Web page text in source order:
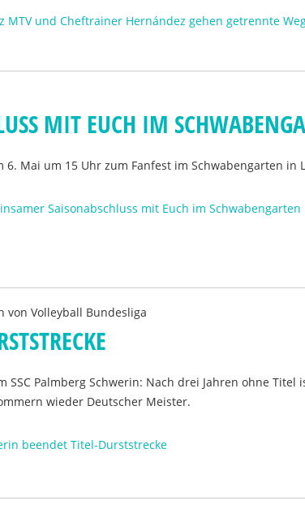
MTV und Cheftrainer Hernández gehen getrennte
MIT EUCH IM
6. Mai um 15 Uhr zum Fanfest im Schwabengarten in
Saisonabschluss mit Euch im Schwabengarten
von Volleyball Bundesliga
SSC Palmberg Schwerin: Nach drei Jahren ohne Titel
wieder Deutscher Meister.
beendet Titel-Durststrecke